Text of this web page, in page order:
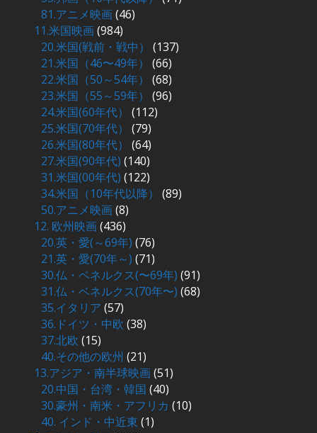
81.アニメ映画(46)
11.米国映画(984)
20.米国(戦前・戦中）
(137)
21.米国（46〜49年）
(66)
22.米国（50～54年）
(68)
23.米国（55～59年）
(96)
24.米国(60年代）
(112)
25.米国(70年代）
(79)
26.米国(80年代）
(64)
27.米国(90年代) (140)
31.米国(00年代) (122)
34.米国（10年代以降）
(89)
50.アニメ映画(8)
12. 欧州映画(436)
20.英・愛(～69年) (76)
21.英・愛(70年～) (71)
30.仏・ベネルクス(〜69年) (91)
31.仏・ベネルクス(70年〜) (68)
35.イタリア (57)
36.ドイツ・中欧 (38)
37.北欧 (15)
40.その他の欧州 (21)
13.アジア・南半球映画(51)
20.中国・台湾・韓国 (40)
30.豪州・南米・アフリカ (10)
40. インド・中近東 (1)